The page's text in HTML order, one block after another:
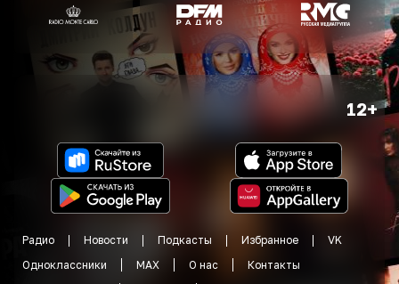
12+
Радио Новости Подкасты Избранное
VK
Одноклассники
MAX О нас
Контакты